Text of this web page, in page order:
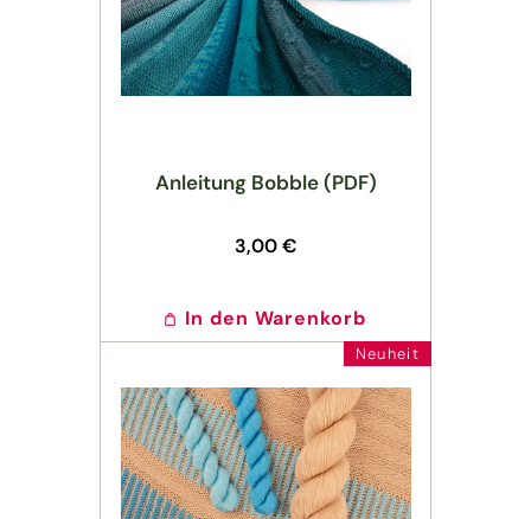
Anleitung Bobble (PDF)
Normaler
3,00 €
In den Warenkorb
Neuheit